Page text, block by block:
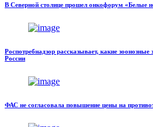
В Северной столице прошел онкофорум «Белые
Роспотребнадзор рассказывает, какие
России
ФАС не согласовала повышение цены на